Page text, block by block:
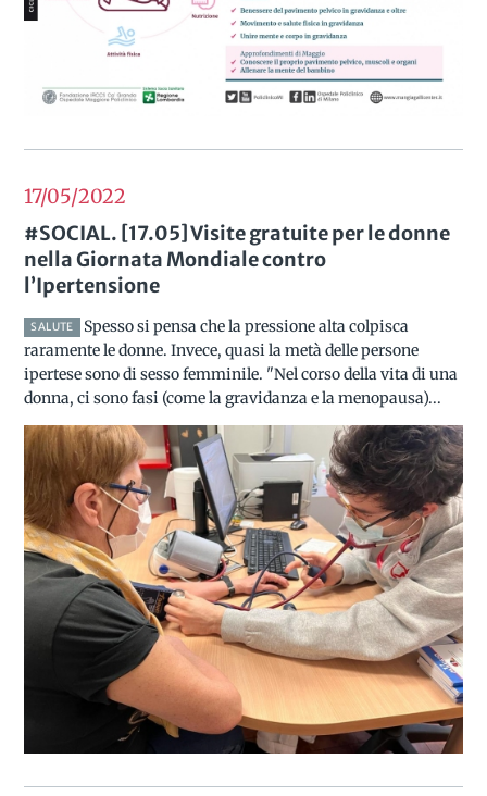
17/052022
#SOCIAL. [17.05] Visite gratuite per le donne
nella Giornata Mondiale contro
l’Ipertensione
SALUTE
Spesso si pensa che la pressione alta colpisca
raramente le donne. Invece, quasi la metà delle persone
ipertese sono di sesso femminile. "Nel corso della vita di una
donna, ci sono fasi (come la gravidanza e la menopausa)...